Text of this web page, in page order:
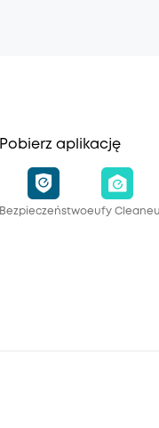
Pobierz aplikację
Bezpieczeństwoeufy Clean